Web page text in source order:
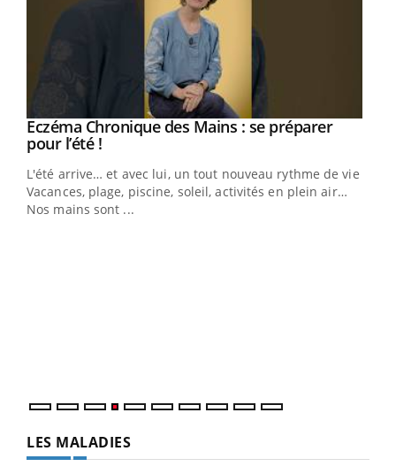
Youtube
Eczéma Chronique des Mains : se préparer
pour l’été !Youtube
L'été arrive… et avec lui, un tout nouveau rythme de vie !
Vacances, plage, piscine, soleil, activités en plein air…
Nos mains sont ...
LES MALADIES